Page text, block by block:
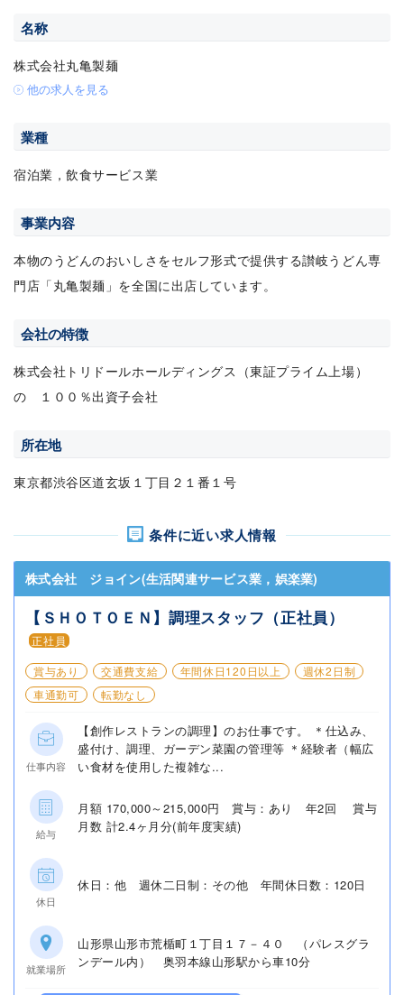
名称
株式会社丸亀製麺
他の求人を見る
業種
宿泊業，飲食サービス業
事業内容
本物のうどんのおいしさをセルフ形式で提供する讃岐うどん専
門店「丸亀製麺」を全国に出店しています。
会社の特徴
株式会社トリドールホールディングス（東証プライム上場）
の １００％出資子会社
所在地
東京都渋谷区道玄坂１丁目２１番１号
条件に近い求人情報
株式会社 ジョイン(生活関連サービス業，娯楽業)
【ＳＨＯＴＯＥＮ】調理スタッフ（正社員）
正社員
賞与あり
交通費支給 年間休日120日以上
週休2日制
車通勤可
転勤なし
仕事内容
【創作レストランの調理】のお仕事です。 ＊仕込み、
盛付け、調理、ガーデン菜園の管理等 ＊経験者（幅広
い食材を使用した複雑な...
給与
月額 170,000～215,000円 賞与：あり 年2回 賞与
月数 計2.4ヶ月分(前年度実績)
休日
休日：他 週休二日制：その他 年間休日数：120日
就業場所
山形県山形市荒楯町１丁目１７－４０ （パレスグラ
ンデール内） 奥羽本線山形駅から車10分